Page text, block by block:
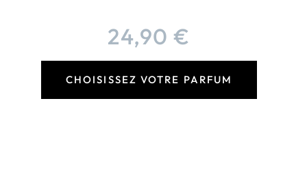
24,90€
CHOISISSEZ VOTRE PARFUM